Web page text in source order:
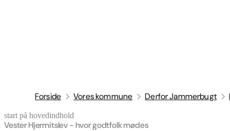
Forside Vores kommune Derfor Jammerbugt
start på hovedindhold
Vester Hjermitslev - hvor godtfolk mødes
senest opdateret 30. april 2026